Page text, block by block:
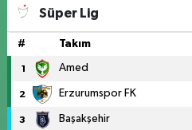
Süper Lig
# Takım
1 Amed
2 Erzurumspor FK
3 Başakşehir